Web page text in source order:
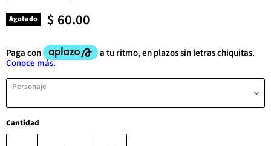
Agotado Precio actual
$ 60.00
Personaje
Cantidad